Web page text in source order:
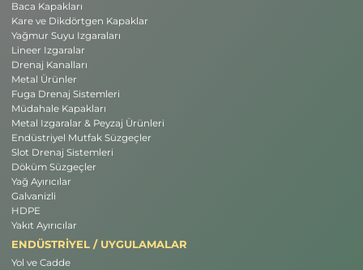
Baca Kapakları
Kare ve Dikdörtgen Kapaklar
Yağmur Suyu Izgaraları
Lineer Izgaralar
Drenaj Kanalları
Metal Ürünler
Fuga Drenaj Sistemleri
Müdahale Kapakları
Metal Izgaralar & Peyzaj Ürünleri
Endüstriyel Mutfak Süzgeçler
Slot Drenaj Sistemleri
Döküm Süzgeçler
Yağ Ayırıcılar
Galvanizli
HDPE
Yakıt Ayırıcılar
ENDÜSTRİYEL / UYGULAMALAR
Yol ve Cadde